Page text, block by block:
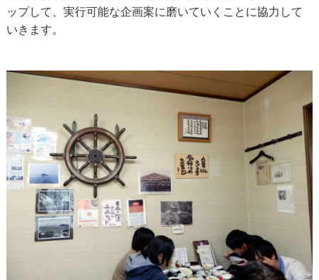
ップして、実行可能な企画案に磨いていくことに協力して
いきます。